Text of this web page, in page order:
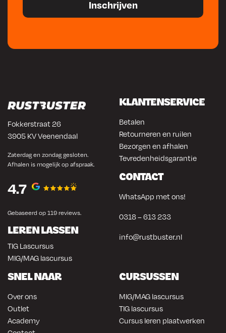
Fokkerstraat 26
3905 KV Veenendaal
Zaterdag en zondag gesloten.
Afhalen is mogelijk op afspraak.
4.7
Gebaseerd op 119 reviews.
LEREN LASSEN
TIG Lascursus
MIG/MAG lascursus
KLANTENSERVICE
Betalen
Retourneren en ruilen
Bezorgen en afhalen
Tevredenheidsgarantie
CONTACT
WhatsApp met ons!
0318 – 613 233
info@rustbuster.nl
SNEL NAAR
Over ons
Outlet
Academy
CURSUSSEN
MIG/MAG lascursus
TIG lascursus
Cursus leren plaatwerken